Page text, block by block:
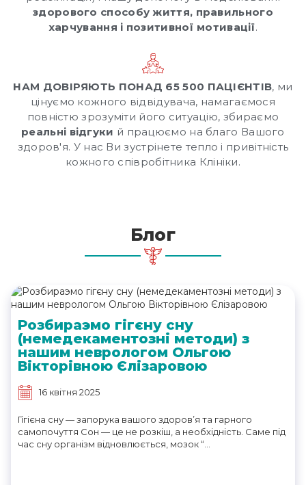
здорового способу життя, правильного
харчування і позитивної мотивації.
НАМ ДОВІРЯЮТЬ ПОНАД 65 500 ПАЦІЄНТІВ, ми
цінуємо кожного відвідувача, намагаємося
повністю зрозуміти його ситуацію, збираємо
реальні відгуки й працюємо на благо Вашого
здоров'я. У нас Ви зустрінете тепло і привітність
кожного співробітника Клініки.
Блог
Розбираэмо гігєну сну
(немедекаментозні методи) з
нашим неврологом Ольгою
Вікторівною Єлізаровою
16 квітня 2025
Гігієна сну — запорука вашого здоров’я та гарного
самопочуття Сон — це не розкіш, а необхідність. Саме під
час сну організм відновлюється, мозок “...